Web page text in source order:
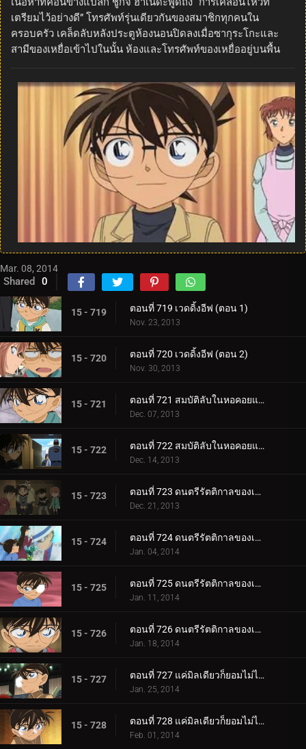
เตรียมไว้อย่างดี” โทรศัพท์รุ่นเดียวกันของสมาชิกทุกคนใน
ครอบครัว เคล็ดลับหลังประตูห้องนอนปิดลงเมื่อซากุระโกะและ
สามีของเหยื่อเข้าไปในนั้น ห้องและโทรศัพท์ของเหยื่ออยู่บนพื้น
Mar. 08, 2014
Shared 0
15 - 719 ตอนที่ 719 เวดดิ้งอีฟ (ตอน 1)
Nov. 23, 2013
15 - 720 ตอนที่ 720 เวดดิ้งอีฟ (ตอน 2)
Nov. 30, 2013
15 - 721 ตอนที่ 721 สมบัติลับในหอคอยแห่งความมืด (ตอน 1)
Dec. 07, 2013
15 - 722 ตอนที่ 722 สมบัติลับในหอคอยแห่งความมืด (ตอน 2)
Dec. 14, 2013
15 - 723 ตอนที่ 723 ดนตรีรัตติกาลของเหล่านักสืบ (ตอน 1)
Dec. 21, 2013
15 - 724 ตอนที่ 724 ดนตรีรัตติกาลของเหล่านักสืบ (ตอน 2)
Jan. 04, 2014
15 - 725 ตอนที่ 725 ดนตรีรัตติกาลของเหล่านักสืบ (ตอน 3)
Jan. 11, 2014
15 - 726 ตอนที่ 726 ดนตรีรัตติกาลของเหล่านักสืบ (ตอน 4)
Jan. 18, 2014
15 - 727 ตอนที่ 727 แค่มิลเดียวก็ยอมไม่ได้ (ตอน 1)
Jan. 25, 2014
15 - 728 ตอนที่ 728 แค่มิลเดียวก็ยอมไม่ได้ (ตอน 2)
Feb. 01, 2014